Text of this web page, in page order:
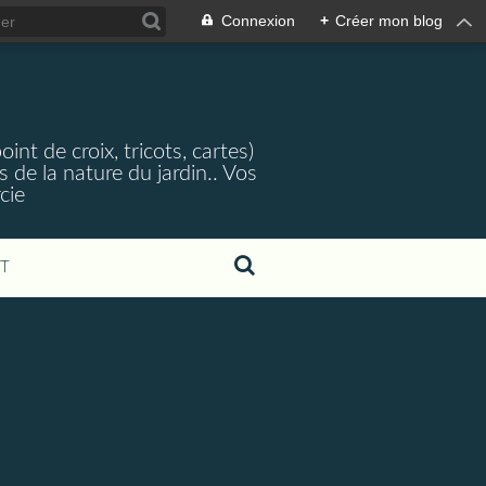
Connexion + Créer mon blog
de croix, tricots, cartes)
de la nature du jardin.. Vos